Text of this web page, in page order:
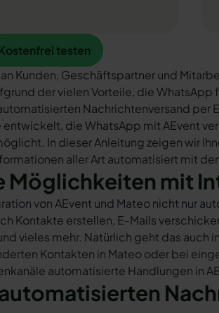
testentesten
Kunden, Geschäftspartner und
der vielen Vorteile, die
Nachrichtenversand per
entwickelt, die WhatsApp mit AEvent
In dieser Anleitung zeigen wir
aller Art automatisiert mit
Möglichkeiten mit
von AEvent und Mateo nicht nur
Kontakte erstellen, E-Mails
vieles mehr. Natürlich geht das auch
Kontakten in Mateo oder bei
automatisierte Handlungen in